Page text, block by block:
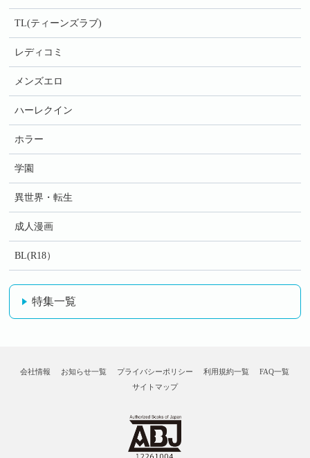
TL(ティーンズラブ)
レディコミ
メンズエロ
ハーレクイン
ホラー
学園
異世界・転生
成人漫画
BL(R18）
特集一覧
会社情報 お知らせ一覧 プライバシーポリシー 利用規約一覧
FAQ一覧
サイトマップ